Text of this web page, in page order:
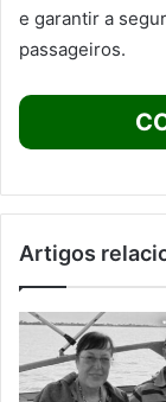
e garantir a
passageiros.
Artigos